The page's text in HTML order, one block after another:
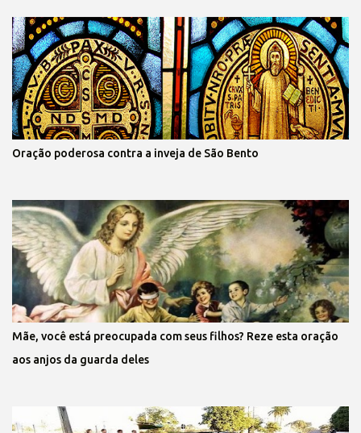
Oração poderosa contra a inveja de São Bento
Mãe, você está preocupada com seus filhos? Reze esta oração
aos anjos da guarda deles